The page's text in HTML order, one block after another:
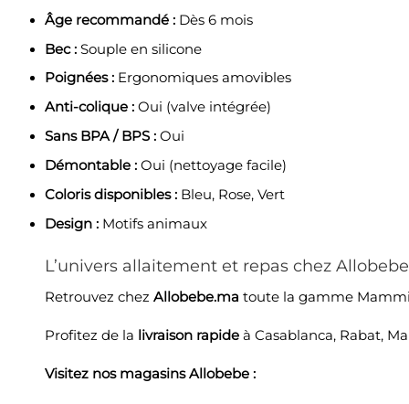
Âge recommandé :Dès 6 mois
Bec :Souple en silicone
Poignées :Ergonomiques amovibles
Anti-colique :Oui (valve intégrée)
Sans BPA / BPS :Oui
Démontable :Oui (nettoyage facile)
Coloris disponibles :Bleu, Rose, Vert
Design :Motifs animaux
L’univers allaitement et repas chez Allobebe
Retrouvez chez Allobebe.ma toute la gamme
Profitez de la livraison rapideà Casablanca, Rabat,
Visitez nos magasins Allobebe :